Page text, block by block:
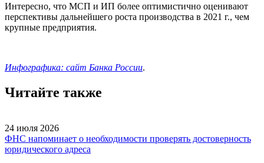
Интересно, что МСП и ИП более оптимистично оценивают
перспективы дальнейшего роста производства в 2021 г., чем
крупные предприятия.
Инфографика: сайт Банка России.
Читайте также
24 июля 2026
ФНС напоминает о необходимости проверять достоверность
юридического адреса